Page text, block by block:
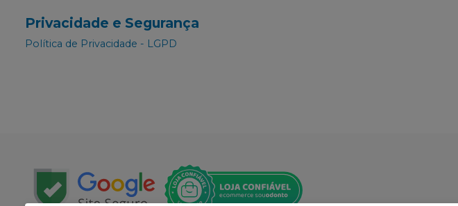
Privacidade e Segurança
Política de Privacidade - LGPD